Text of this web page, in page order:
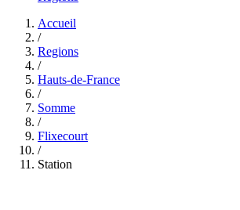
Accueil
/
Regions
/
Hauts-de-France
/
Somme
/
Flixecourt
/
Station